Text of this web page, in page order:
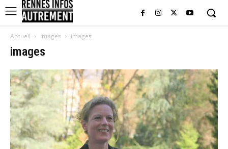
Accueil images images
images